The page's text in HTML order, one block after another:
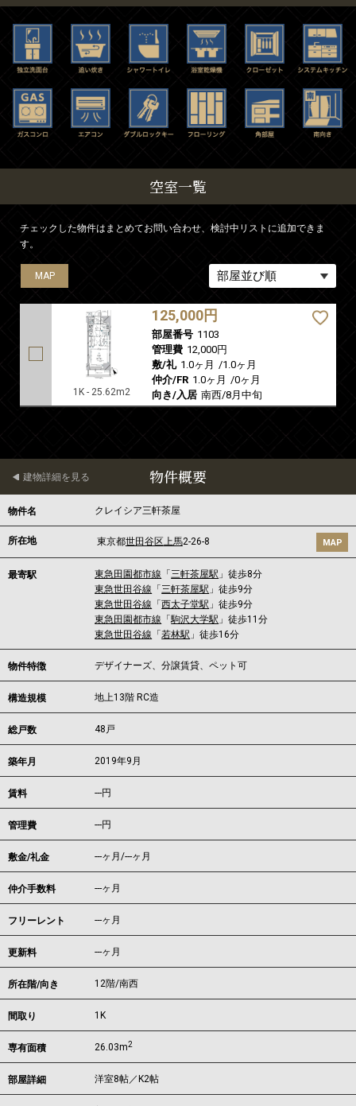
空室一覧
チェックした物件はまとめてお問い合わせ、検討中リストに追加できま
す。
MAP
1K - 25.62m2
125,000円
部屋番号 1103
管理費 12,000円
敷/礼 1.0ヶ月 /1.0ヶ月
仲介/FR 1.0ヶ月 /0ヶ月
向き/入居 南西/8月中旬
物件概要
建物詳細を見る
物件名 クレイシア三軒茶屋
所在地 東京都世田谷区上馬2-26-8 MAP
最寄駅 東急田園都市線 「三軒茶屋駅 」徒歩8分
東急世田谷線 「三軒茶屋駅 」徒歩9分
東急世田谷線 「西太子堂駅 」徒歩9分
東急田園都市線 「駒沢大学駅 」徒歩11分
東急世田谷線 「若林駅 」徒歩16分
物件特徴 デザイナーズ、分譲賃貸、ペット可
構造規模 地上13階 RC造
総戸数 48戸
築年月 2019年9月
賃料 ---円
管理費 ---円
敷金/礼金 ---ヶ月/---ヶ月
仲介手数料 ---ヶ月
フリーレント ---ヶ月
更新料 ---ヶ月
所在階/向き 12階/南西
間取り 1K
専有面積 26.03m2
部屋詳細 洋室8帖／K2帖